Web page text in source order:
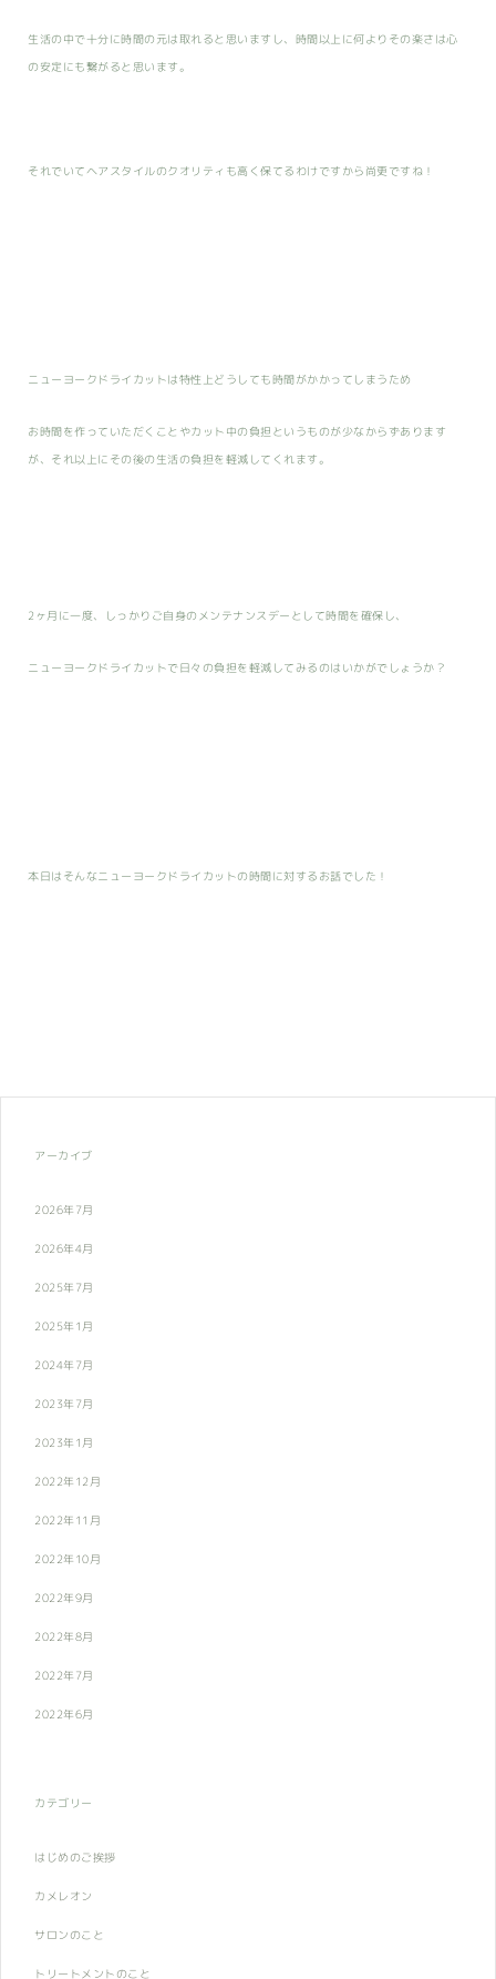
生活の中で十分に時間の元は取れると思いますし、時間以上に何よりその楽さは心
の安定にも繋がると思います。
それでいてヘアスタイルのクオリティも高く保てるわけですから尚更ですね！
ニューヨークドライカットは特性上どうしても時間がかかってしまうため
お時間を作っていただくことやカット中の負担というものが少なからずあります
が、それ以上にその後の生活の負担を軽減してくれます。
2ヶ月に一度、しっかりご自身のメンテナンスデーとして時間を確保し、
ニューヨークドライカットで日々の負担を軽減してみるのはいかがでしょうか？
本日はそんなニューヨークドライカットの時間に対するお話でした！
アーカイブ
2026年7月
2026年4月
2025年7月
2025年1月
2024年7月
2023年7月
2023年1月
2022年12月
2022年11月
2022年10月
2022年9月
2022年8月
2022年7月
2022年6月
カテゴリー
はじめのご挨拶
カメレオン
サロンのこと
トリートメントのこと